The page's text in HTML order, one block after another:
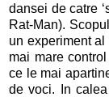
dansei de catre
Rat-Man).
un experiment
mai mare
ce le mai
de voci. In